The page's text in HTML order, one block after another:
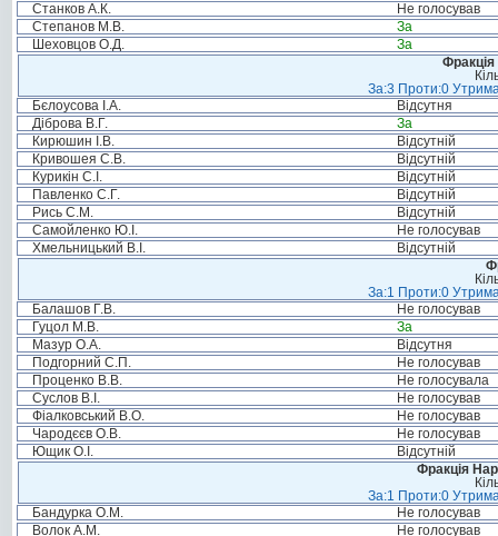
Станков А.К.
Не голосував
Степанов М.В.
За
Шеховцов О.Д.
За
Фракція
За:3 Проти:0
Бєлоусова І.А.
Відсутня
Діброва В.Г.
За
Кирюшин І.В.
Відсутній
Кривошея С.В.
Відсутній
Курикін С.І.
Відсутній
Павленко С.Г.
Відсутній
Рись С.М.
Відсутній
Самойленко Ю.І.
Не голосував
Хмельницький В.І.
Відсутній
За:1 Проти:0
Балашов Г.В.
Не голосував
Гуцол М.В.
За
Мазур О.А.
Відсутня
Подгорний С.П.
Не голосував
Проценко В.В.
Не голосувала
Суслов В.І.
Не голосував
Фіалковський В.О.
Не голосував
Чародєєв О.В.
Не голосував
Ющик О.І.
Відсутній
Фракція
За:1 Проти:0
Бандурка О.М.
Не голосував
Волок А.М.
Не голосував